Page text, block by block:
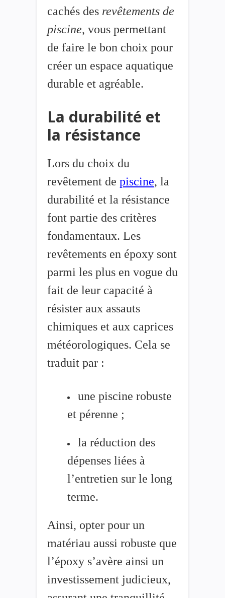
cachés des revêtements de
piscine, vous permettant
de faire le bon choix pour
créer un espace aquatique
durable et agréable.
La durabilité et
la résistance
Lors du choix du
revêtement de piscine, la
durabilité et la résistance
font partie des critères
fondamentaux. Les
revêtements en époxy sont
parmi les plus en vogue du
fait de leur capacité à
résister aux assauts
chimiques et aux caprices
météorologiques. Cela se
traduit par :
une piscine robuste
et pérenne ;
la réduction des
dépenses liées à
l’entretien sur le long
terme.
Ainsi, opter pour un
matériau aussi robuste que
l’époxy s’avère ainsi un
investissement judicieux,